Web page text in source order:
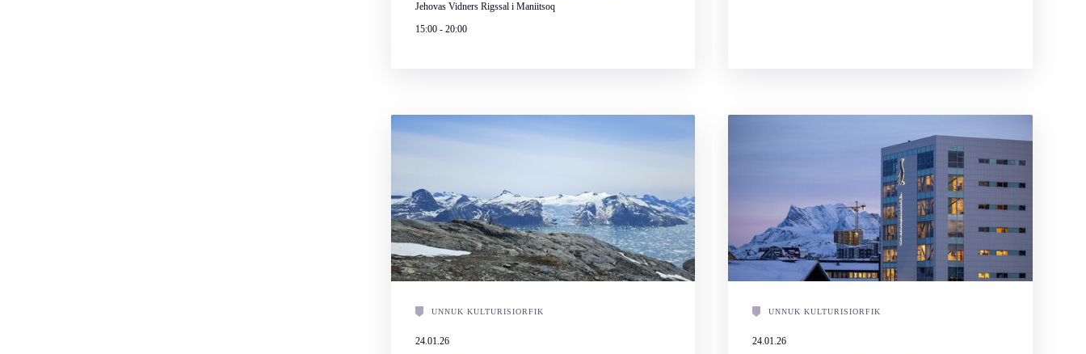
Jehovas Vidners Rigssal i Maniitsoq
15:00- 20:00
UNNUK KULTURISIORFIK
24.01.26
UNNUK KULTURISIORFIK
24.01.26